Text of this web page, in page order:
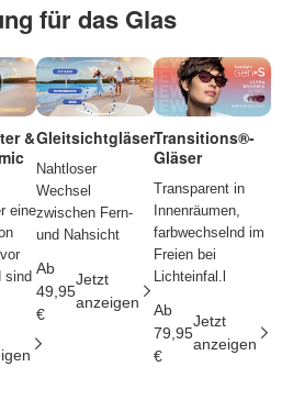
für das Glas
&
eine
sind
Gleitsichtgläser
Nahtloser
Wechsel
zwischen Fern-
und Nahsicht
Ab
49,95
€
Jetzt
anzeigen
Transitions®-
Gläser
Transparent in
Innenräumen,
farbwechselnd im
Freien bei
Lichteinfal.l
Ab
79,95
€
Jetzt
anzeigen